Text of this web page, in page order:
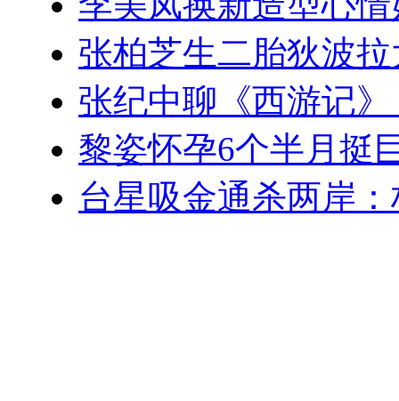
张柏芝生二胎狄波
张纪中聊《西游记
黎姿怀孕6个半月挺
台星吸金通杀两岸